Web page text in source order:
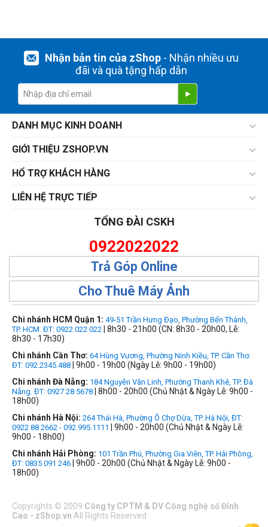
Nhận bản tin của zShop- Nhận nhiều ưu
đãi và quà tặng hấp dẫn
DANH MỤC KINH DOANH
GIỚI THIỆU ZSHOP.VN
HỔ TRỢ KHÁCH HÀNG
LIÊN HỆ TRỰC TIẾP
TỔNG ĐÀI CSKH
0922022022
Trả Góp Online
Cho Thuê Máy Ảnh
Chi nhánh HCM Quận 1: 49-51 Trần Hưng Đạo, Phường Bến Thành,
TP. HCM. ĐT: 0922 022 022 | 8h30 - 21h00 (CN: 8h30 - 20h00, Lễ:
8h30 - 17h30)
Chi nhánh Cần Thơ: 64 Hùng Vương, Phường Ninh Kiều, TP. Cần Thơ.
ĐT: 092.2345.488 | 9h00 - 19h00 (Ngày Lễ: 9h00 - 19h00)
Chi nhánh Đà Nẵng: 184 Nguyễn Văn Linh, Phường Thanh Khê, TP. Đà
Nẵng. ĐT: 0927 28 5678 | 8h00 - 20h00 (Chủ Nhật & Ngày Lễ: 9h00 -
18h00)
Chi nhánh Hà Nội: 264 Thái Hà, Phường Ô Chợ Dừa, TP. Hà Nội, ĐT:
0922 88 2662 - 092.995.1111
| 9h00 - 20h00 (Chủ Nhật & Ngày Lễ:
9h00 - 18h00)
Chi nhánh Hải Phòng: 101 Trần Phú, Phường Gia Viên, TP. Hải Phòng,
ĐT: 0835 091 246 | 9h00 - 20h00 (Chủ Nhật & Ngày Lễ: 9h00 -
18h00)
Copyrights © 2009 Công ty CPTM & DV Công nghệ số Đỉnh
Cao - zShop.vn All Rights Reserved